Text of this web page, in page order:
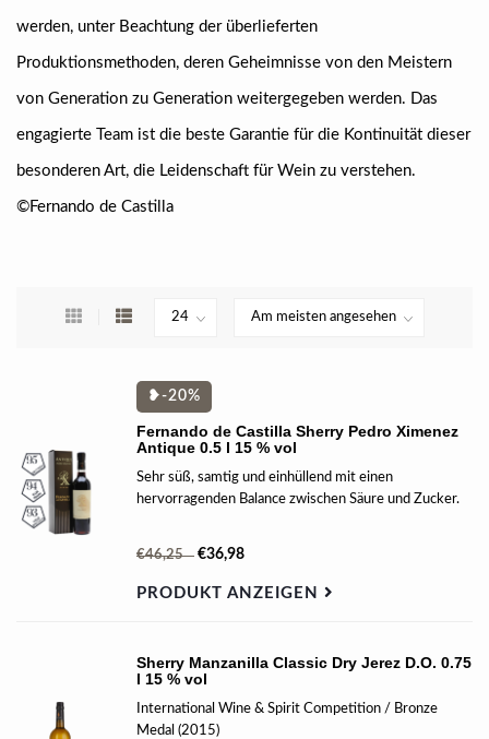
werden, unter Beachtung der überlieferten
Produktionsmethoden, deren Geheimnisse von den Meistern
von Generation zu Generation weitergegeben werden. Das
engagierte Team ist die beste Garantie für die Kontinuität dieser
besonderen Art, die Leidenschaft für Wein zu verstehen.
©Fernando de Castilla
❥-20%
Fernando de Castilla Sherry Pedro Ximenez
Antique 0.5 l 15 % vol
Sehr süß, samtig und einhüllend mit einen
hervorragenden Balance zwischen Säure und Zucker.
| 94 Falstaff |
| 95 Guia Penin |
€46,25 €36,98
PRODUKT ANZEIGEN
Sherry Manzanilla Classic Dry Jerez D.O. 0.75
l 15 % vol
International Wine & Spirit Competition / Bronze
Medal (2015)